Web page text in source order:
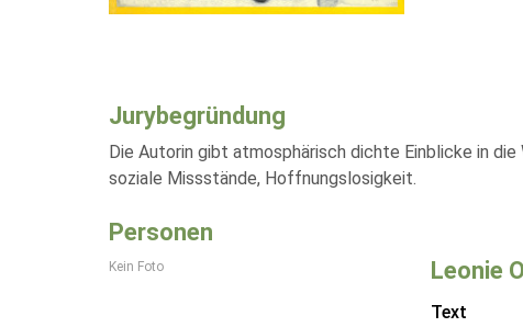
Jurybegründung
Die Autorin gibt atmosphärisch dichte Einblicke in
soziale Missstände, Hoffnungslosigkeit.
Personen
Kein Foto Leonie
Text